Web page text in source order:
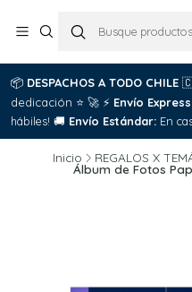
📦 DESPACHOS A TODO CHILE
dedicación ⭐ 🚀 ⚡ Envío
hábiles! 🚚 Envío Estándar: En
Inicio REGALOS X
Álbum de Fotos